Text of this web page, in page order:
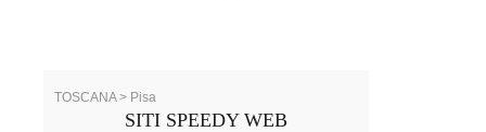
TOSCANA > Pisa
SITI SPEEDY WEB